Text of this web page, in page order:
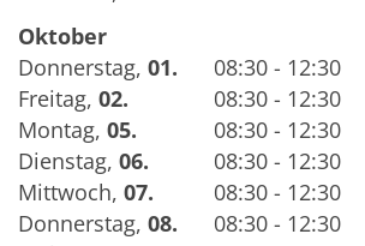
Oktober
Donnerstag, 01.
08:30 - 12:30
Freitag, 02.
08:30 - 12:30
Montag, 05.
08:30 - 12:30
Dienstag, 06.
08:30 - 12:30
Mittwoch, 07.
08:30 - 12:30
Donnerstag, 08.
08:30 - 12:30